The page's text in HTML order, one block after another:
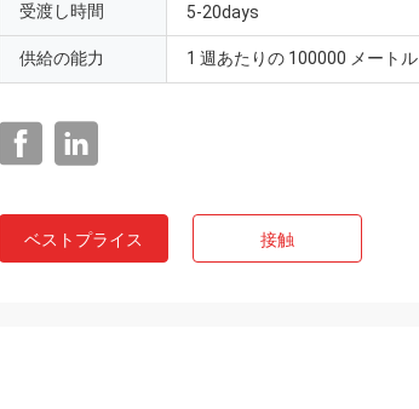
受渡し時間 5-20days
供給の能力 1 週あたりの 100000 メートル
ベストプライス 接触